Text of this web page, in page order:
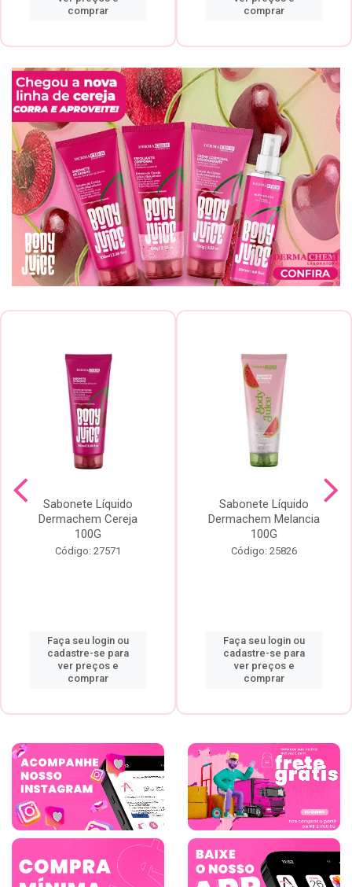
comprar
comprar
Sabonete Líquido
Dermachem Cereja
100G
Código: 27571
Faça seu login ou
cadastre-se para
ver preços e
comprar
Sabonete Líquido
Dermachem Melancia
100G
Código: 25826
Faça seu login ou
cadastre-se para
ver preços e
comprar